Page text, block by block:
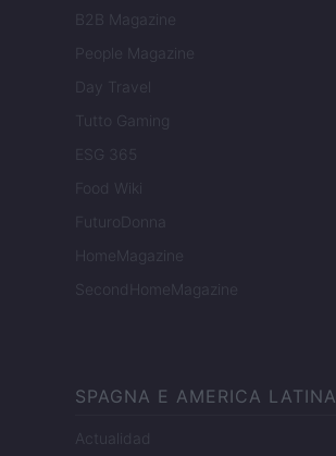
B2B Magazine
People Magazine
Day Travel
Tutto Gaming
ESG 365
Food Wiki
FuturoDonna
HomeMagazine
SecondHomeMagazine
SPAGNA E AMERICA LATINA
Actualidad